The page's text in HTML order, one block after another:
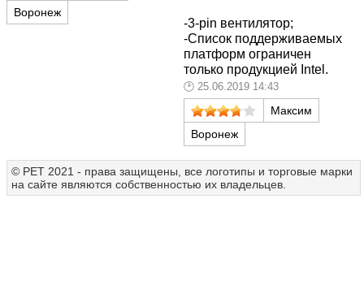
Воронеж
-3-pin вентилятор;
-Список поддерживаемых
платформ ограничен
только продукцией Intel.
25.06.2019 14:43
Максим
Воронеж
© РЕТ 2021 - права защищены, все логотипы и торговые марки
на сайте являются собственностью их владельцев.